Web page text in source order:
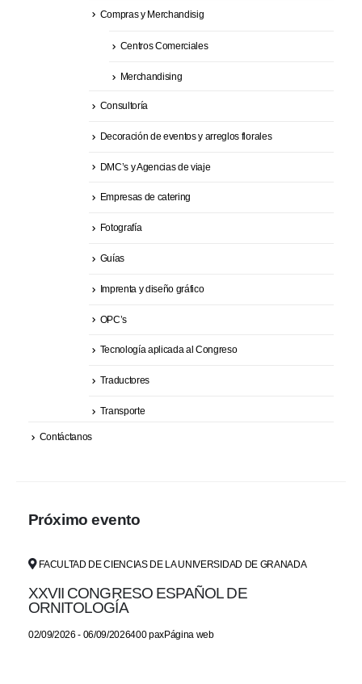
Compras y Merchandisig
Centros Comerciales
Merchandising
Consultoría
Decoración de eventos y arreglos florales
DMC’s y Agencias de viaje
Empresas de catering
Fotografía
Guías
Imprenta y diseño gráfico
OPC’s
Tecnología aplicada al Congreso
Traductores
Transporte
Contáctanos
Próximo evento
FACULTAD DE CIENCIAS DE LA UNIVERSIDAD DE GRANADA
XXVII CONGRESO ESPAÑOL DE
ORNITOLOGÍA
02/09/2026 - 06/09/2026400 paxPágina web